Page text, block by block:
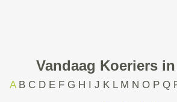
Vandaag Koeriers
A B C D E F G H I J K L M N O P Q